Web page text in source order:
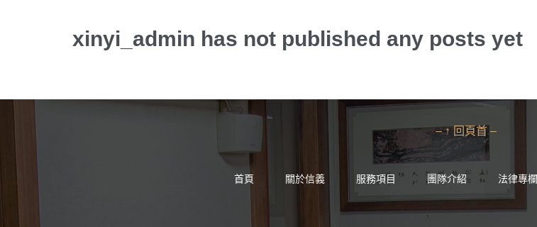
xinyi_admin has not published any posts yet
– ↑ 回頁首 –
首頁 關於信義 服務項目 團隊介紹 法律專欄